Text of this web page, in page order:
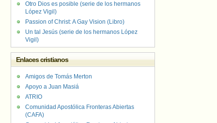
Otro Dios es posible (serie de los hermanos
López Vigil)
Passion of Christ: A Gay Vision (Libro)
Un tal Jesús (serie de los hermanos López
Vigil)
Enlaces cristianos
Amigos de Tomás Merton
Apoyo a Juan Masiá
ATRIO
Comunidad Apostólica Fronteras Abiertas
(CAFA)